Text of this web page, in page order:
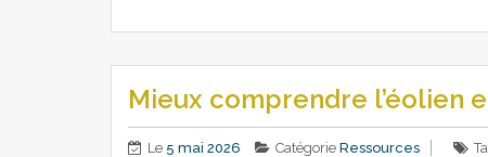
Mieux comprendre l’éolien
Le 5 mai 2026 Catégorie Ressources